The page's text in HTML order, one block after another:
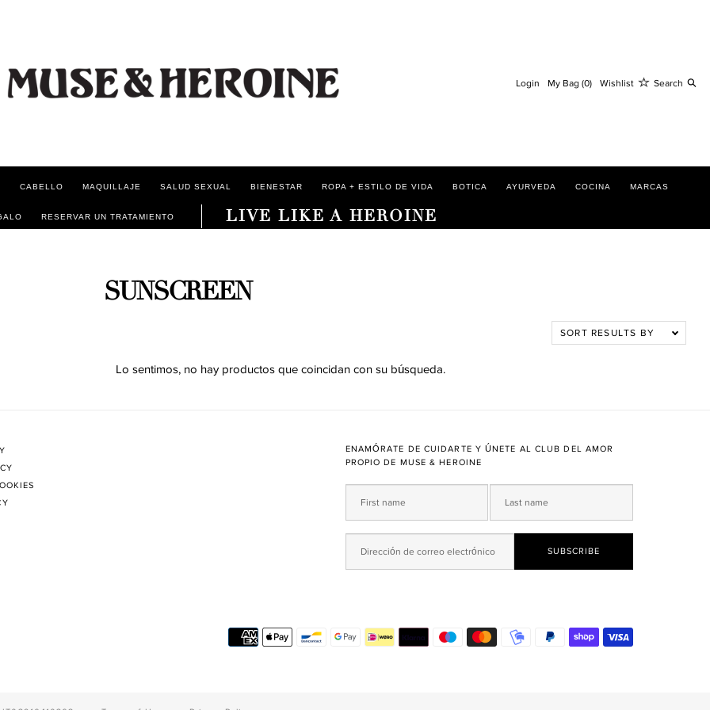
Login My Bag (0) Wishlist Search
CABELLO MAQUILLAJE SALUD SEXUAL BIENESTAR ROPA + ESTILO DE VIDA BOTICA AYURVEDA COCINA MARCAS
RESERVAR UN TRATAMIENTO LIVE LIKE A HEROINE
SUNSCREEN
SORT RESULTS BY
Lo sentimos, no hay productos que coincidan con su búsqueda.
ENAMÓRATE DE CUIDARTE Y ÚNETE AL CLUB DEL AMOR
PROPIO DE MUSE & HEROINE